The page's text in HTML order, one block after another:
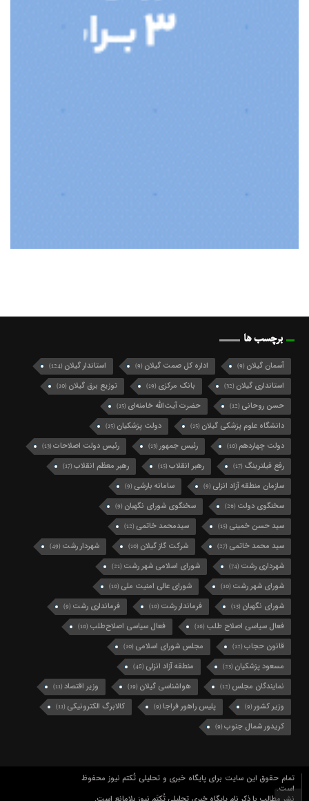
برچسب ها
آسمان گیلان (9) اداره کل صمت گیلان (9) استاندار گیلان (124)
استانداری گیلان (32) بانک مرکزی (19) توزیع برق گیلان (10)
حسن روحانی (12) حضرت آیت‌الله خامنه‌ای (15)
دانشگاه علوم پزشکی گیلان (15) دولت پزشکیان (15)
دولت چهاردهم (10) رئیس جمهور(13) رئیس دولت اصلاحات(13)
رفع فیلترینگ (17) رهبر انقلاب(15) رهبر معظم انقلاب(17)
سازمان منطقه آزاد انزلی (9) سامانه بارشی (9)
سخنگوی دولت (26) سخنگوی شورای نگهبان (9)
سید حسن خمینی (15) سیدمحمد خاتمی (12)
سید محمد خاتمی (27) شرکت گاز گیلان (10) شهردار رشت (49)
شهرداری رشت (74) شورای اسلامی شهر رشت (21)
شورای شهر رشت (10) شورای عالی امنیت ملی (10)
شورای نگهبان (13) فرماندار رشت (10) فرمانداری رشت (9)
فعال سیاسی اصلاح طلب (16) فعال سیاسی اصلاح‌طلب (10)
قانون حجاب(12) مجلس شورای اسلامی (10)
مسعود پزشکیان (23) منطقه آزاد انزلی (48)
نمایندگان مجلس (12) هواشناسی گیلان (19) وزیر اقتصاد(11)
وزیر کشور(9) پلیس راهور فراجا (9) کالابرگ الکترونیکی (11)
کریدور شمال جنوب(9)
تمام حقوق این سایت برای پایگاه خبری و تحلیلی تُکتم نیوز محفوظ
است.